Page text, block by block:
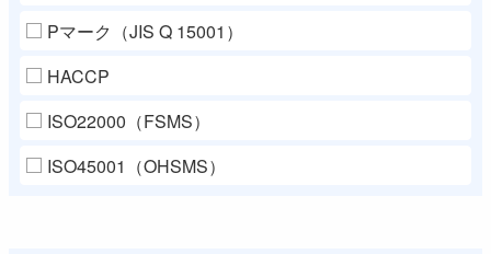
Pマーク（JIS Q 15001）
HACCP
ISO22000（FSMS）
ISO45001（OHSMS）